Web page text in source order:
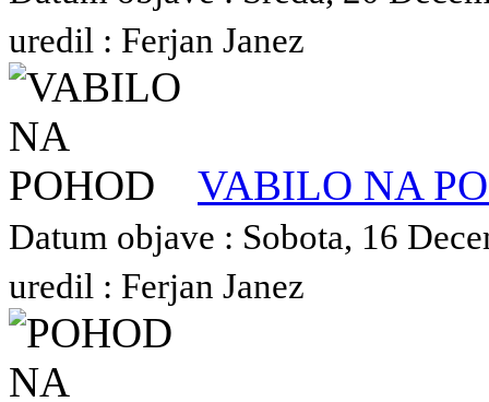
uredil : Ferjan Janez
VABILO NA
Datum objave : Sobota, 16
uredil : Ferjan Janez